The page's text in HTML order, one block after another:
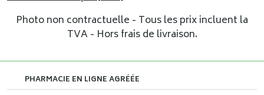
Photo non contractuelle - Tous les prix incluent la
TVA - Hors frais de livraison.
PHARMACIE EN LIGNE AGRÉÉE